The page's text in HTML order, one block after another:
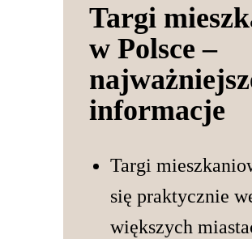
Targi
w Polsce –
informacje
Targi
się praktycznie
większych